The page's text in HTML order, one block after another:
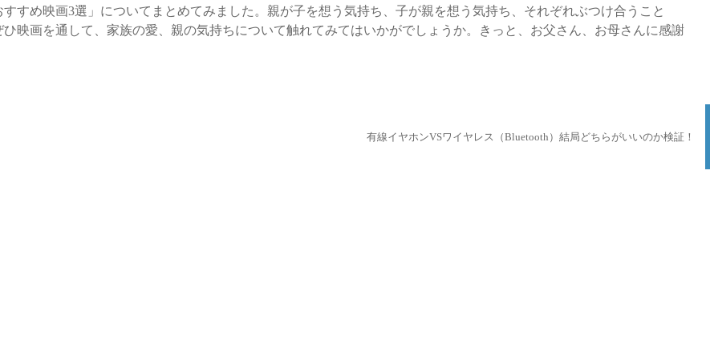
すめ映画3選」についてまとめてみました。親が子を想う気持ち、子が親を想う気持ち、それぞれぶつけ合うこと
映画を通して、家族の愛、親の気持ちについて触れてみてはいかがでしょうか。きっと、お父さん、お母さんに感謝
有線イヤホンVSワイヤレス（Bluetooth）結局どちらがいいのか検証！